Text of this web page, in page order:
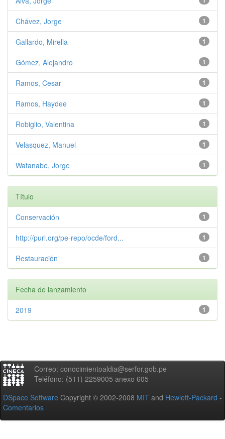
1
Chávez, Jorge
1
Gallardo, Mirella
1
Gómez, Alejandro
1
Ramos, Cesar
1
Ramos, Haydee
1
Robiglio, Valentina
1
Velasquez, Manuel
1
Watanabe, Jorge
Título
1
Conservación
1
http://purl.org/pe-repo/ocde/ford...
1
Restauración
Fecha de lanzamiento
1
2019
Correo: conocimientoaldia@serfor.gob.pe
Teléfono: (511) 2259005 anexo 605
DSpace Software Copyright © 2002-2008 MIT and Hewlett-Packard -
Comentarios